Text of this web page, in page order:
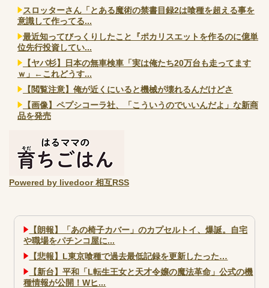
スロッターさん「とある魔術の禁書目録2は喰種を超える事を
意識して作ってる...
最近知ってびっくりしたこと『ポカリスエットを作るのに億単
位先行投資してい...
【ヤバ杉】日本の無車検車「実は俺たち20万台も走ってます
ｗ」←これどうす...
【閲覧注意】俺が近くにいると機械が壊れるんだけどさ
【画像】ペプシコーラ社、「こういうのでいいんだよ」な新商
品を発売
Powered by livedoor 相互RSS
【朗報】「あの椅子カバー」のカプセルトイ、爆誕。自宅
や職場をパチンコ屋に...
【悲報】L東京喰種で過去最低記録を更新したった…
【新台】平和「L転生王女と天才令嬢の魔法革命」公式の機
種情報が公開！Wヒ...